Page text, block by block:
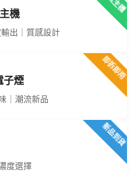
機
出｜質感設計
即拆即用
子煙
｜潮流新品
新品到貨
度選擇